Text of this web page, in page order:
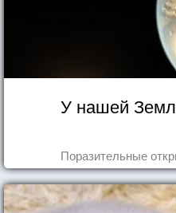
У нашей
Поразительные